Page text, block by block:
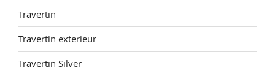
Travertin
Travertin exterieur
Travertin Silver